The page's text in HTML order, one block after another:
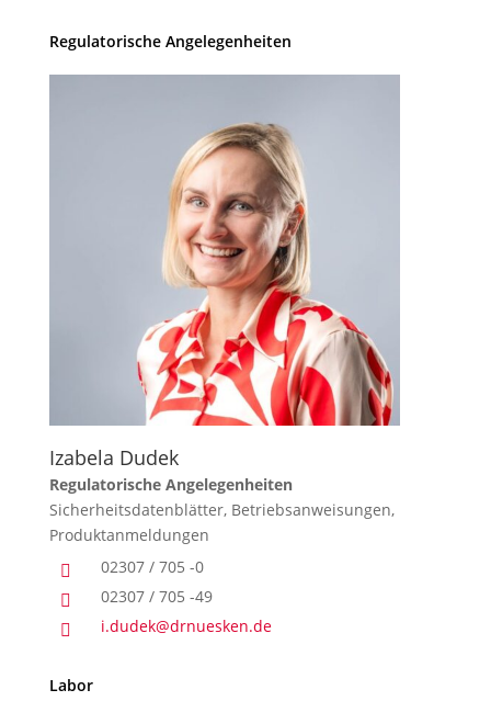
Regulatorische Angelegenheiten
Izabela Dudek
Regulatorische Angelegenheiten
Sicherheitsdatenblätter, Betriebsanweisungen,
Produktanmeldungen
 02307 / 705 -0
 02307 / 705 -49
 i.dudek@drnuesken.de
Labor